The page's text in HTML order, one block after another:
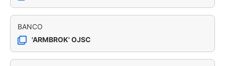
BANCO
'ARMBROK' OJSC